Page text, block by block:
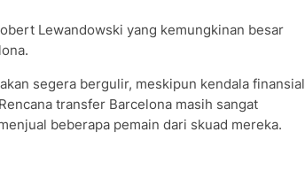
Lewandowski yang kemungkinan besar
segera bergulir, meskipun kendala finansial
transfer Barcelona masih sangat
beberapa pemain dari skuad mereka.